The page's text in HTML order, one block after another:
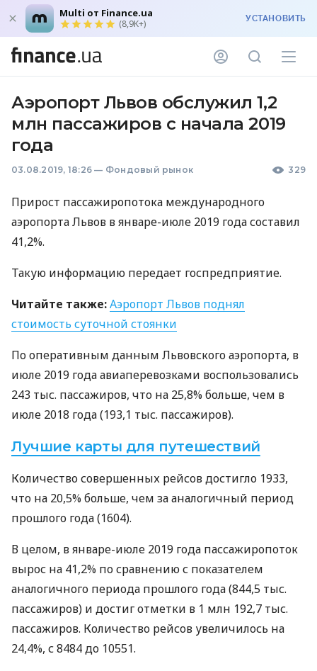
Multi от Finance.ua
(8,9K+) УСТАНОВИТЬ
Аэропорт Львов обслужил 1,2
млн пассажиров с начала 2019
года
03.08.2019, 18:26 — Фондовый рынок 329
Прирост пассажиропотока международного
аэропорта Львов в январе-июле 2019 года составил
41,2%.
Такую информацию передает госпредприятие.
Читайте также:Аэропорт Львов поднял
стоимость суточной стоянки
По оперативным данным Львовского аэропорта, в
июле 2019 года авиаперевозками воспользовались
243 тыс. пассажиров, что на 25,8% больше, чем в
июле 2018 года (193,1 тыс. пассажиров).
Лучшие карты для путешествий
Количество совершенных рейсов достигло 1933,
что на 20,5% больше, чем за аналогичный период
прошлого года (1604).
В целом, в январе-июле 2019 года пассажиропоток
вырос на 41,2% по сравнению с показателем
аналогичного периода прошлого года (844,5 тыс.
пассажиров) и достиг отметки в 1 млн 192,7 тыс.
пассажиров. Количество рейсов увеличилось на
24,4%, с 8484 до 10551.